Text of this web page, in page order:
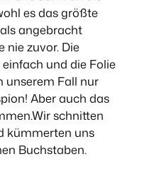
es das größte
angebracht
nie zuvor. Die
und die Folie
unserem Fall nur
Aber auch das
schnitten
kümmerten uns
Buchstaben.